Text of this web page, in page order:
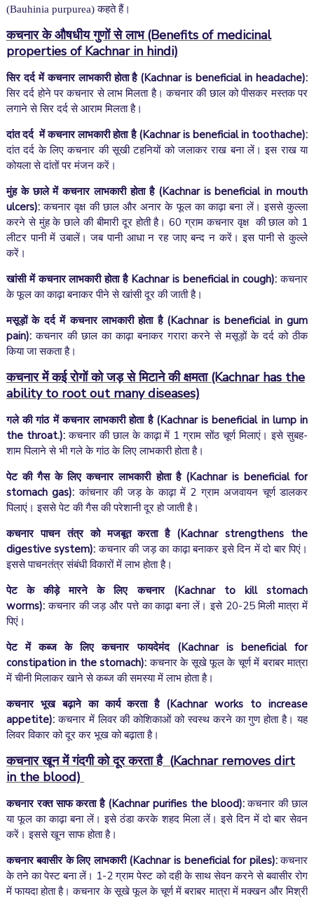
(Bauhinia purpurea) कहते हैं।
कचनार के औषधीय गुणों से लाभ(Benefits of medicinal
properties of Kachnar in hindi)
सिर दर्द में कचनार लाभकारी होता है (Kachnar is beneficial in headache):
सिर दर्द होने पर कचनार से लाभ मिलता है। कचनार की छाल को पीसकर मस्तक पर
लगाने से सिर दर्द से आराम मिलता है।
दांत दर्द में कचनार लाभकारी होता है (Kachnar is beneficial in toothache):
दांत दर्द के लिए कचनार की सूखी टहनियों को जलाकर राख बना लें। इस राख या
कोयला से दांतों पर मंजन करें।
मुंह के छाले में कचनार लाभकारी होता है (Kachnar is beneficial in mouth
ulcers):कचनार वृक्ष की छाल और अनार के फूल का काढ़ा बना लें। इससे कुल्ला
करने से मुंह के छाले की बीमारी दूर होती है। 60 ग्राम कचनार वृक्ष की छाल को 1
लीटर पानी में उबालें। जब पानी आधा न रह जाए बन्द न करें। इस पानी से कुल्ले
करें।
खांसी में कचनार लाभकारी होता है Kachnar is beneficial in cough): कचनार
के फूल का काढ़ा बनाकर पीने से खांसी दूर की जाती है।
मसूड़ों के दर्द में कचनार लाभकारी होता है (Kachnar is beneficial in gum
pain): कचनार की छाल का काढ़ा बनाकर गरारा करने से मसूड़ों के दर्द को ठीक
किया जा सकता है।
कचनार में कई रोगों को जड़ से मिटाने की क्षमता (Kachnar has the
ability to root out many diseases)
गले की गांठ में कचनार लाभकारी होता है (Kachnar is beneficial in lump in
the throat.): कचनार की छाल के काढ़ा में 1 ग्राम सोंठ चूर्ण मिलाएं। इसे सुबह-
शाम पिलाने से भी गले के गांठ के लिए लाभकारी होता है।
पेट की गैस के लिए कचनार लाभकारी होता है (Kachnar is beneficial for
stomach gas): कांचनार की जड़ के काढ़ा में 2 ग्राम अजवायन चूर्ण डालकर
पिलाएं। इससे पेट की गैस की परेशानी दूर हो जाती है।
कचनार पाचन तंत्र को मजबूत करता है (Kachnar strengthens the
digestive system): कचनार की जड़ का काढ़ा बनाकर इसे दिन में दो बार पिएं।
इससे पाचनतंत्र संबंधी विकारों में लाभ होता है।
पेट के कीड़े मारने के लिए कचनार (Kachnar to kill stomach
worms):कचनार की जड़ और पत्ते का काढ़ा बना लें। इसे 20-25 मिली मात्रा में
पिएं।
पेट में कब्ज के लिए कचनार फायदेमंद (Kachnar is beneficial for
constipation in the stomach): कचनार के सूखे फूल के चूर्ण में बराबर मात्रा
में चीनी मिलाकर खाने से कब्ज की समस्या में लाभ होता है।
कचनार भूख बढ़ाने का कार्य करता है (Kachnar works to increase
appetite):कचनार में लिवर की कोशिकाओं को स्वस्थ करने का गुण होता है। यह
लिवर विकार को दूर कर भूख को बढ़ाता है।
कचनार खून में गंदगी को दूर करता है (Kachnar removes dirt
in the blood)
कचनार रक्त साफ करता है (Kachnar purifies the blood):कचनार की छाल
या फूल का काढ़ा बना लें। इसे ठंडा करके शहद मिला लें। इसे दिन में दो बार सेवन
करें। इससे खून साफ होता है।
कचनार बवासीर के लिए लाभकारी(Kachnar is beneficial for piles):कचनार
के तने का पेस्ट बना लें। 1-2 ग्राम पेस्ट को दही के साथ सेवन करने से बवासीर रोग
में फायदा होता है। कचनार के सूखे फूल के चूर्ण में बराबर मात्रा में मक्खन और मिश्री